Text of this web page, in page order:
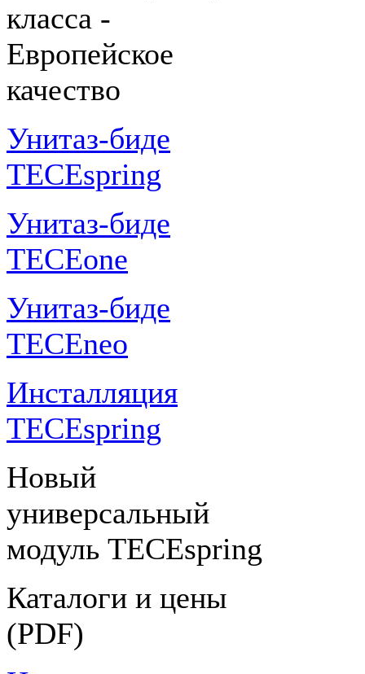
класса -
Европейское
качество
Унитаз-биде
TECEspring
Унитаз-биде
TECEone
Унитаз-биде
TECEneo
Инсталляция
TECEspring
Новый
универсальный
модуль TECEspring
Каталоги и цены
(PDF)